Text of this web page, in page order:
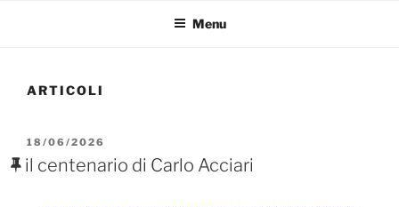
Menu
ARTICOLI
PUBBLICATO
IL
18/06/2026
il centenario di Carlo Acciari